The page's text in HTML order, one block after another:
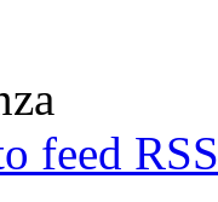
feed RSS